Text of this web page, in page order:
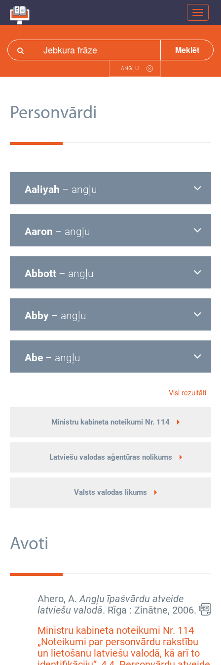
ANGĻU
Meklēt
Personvārdi
Aaliyah – angļu
Aaron – angļu
Abbott – angļu
Abby – angļu
Abe – angļu
Visi rezultāti
Ministru kabineta noteikumi Nr. 114
Latviešu valodas aģentūras nolikums
Valsts valodas likums
Avoti
Ahero, A.Angļu īpašvārdu atveide
latviešu valodā. Rīga : Zinātne, 2006.
Ministru kabineta noteikumi Nr. 114
„Noteikumi par personvārdu rakstību
un lietošanu latviešu valodā, kā arī to